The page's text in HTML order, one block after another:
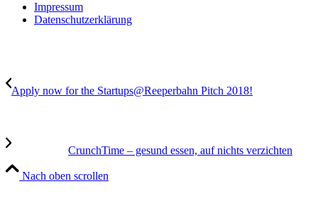
Impressum
Datenschutzerklärung
Apply now for the Startups@Reeperbahn Pitch 2018!
CrunchTime – gesund essen, auf nichts verzichten
Nach oben scrollen